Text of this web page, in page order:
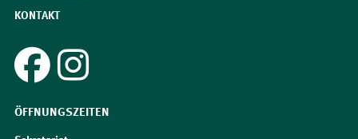
KONTAKT
ÖFFNUNGSZEITEN